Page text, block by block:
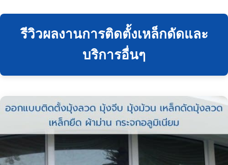
รีวิวผลงานการติดตั้งเหล็กดัดและ
บริการอื่นๆ